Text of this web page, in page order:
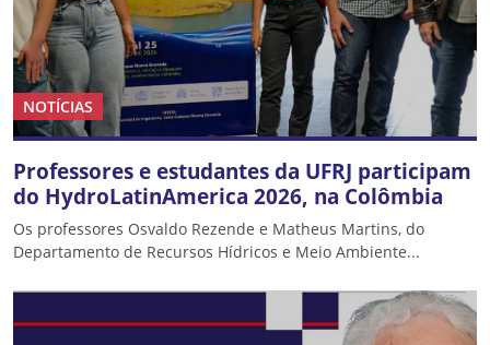
NOTÍCIAS
Professores e estudantes da UFRJ participam
do HydroLatinAmerica 2026, na Colômbia
Os professores Osvaldo Rezende e Matheus Martins, do
Departamento de Recursos Hídricos e Meio Ambiente...